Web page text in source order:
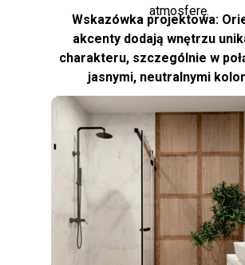
atmosferę.
Wskazówka projektowa:
akcenty dodają wnętrzu
charakteru, szczególnie w
jasnymi, neutralnymi